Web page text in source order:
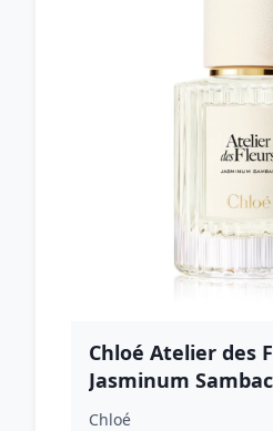
Chloé Atelier des
Jasminum Sambac
parfumovaná
Chloé